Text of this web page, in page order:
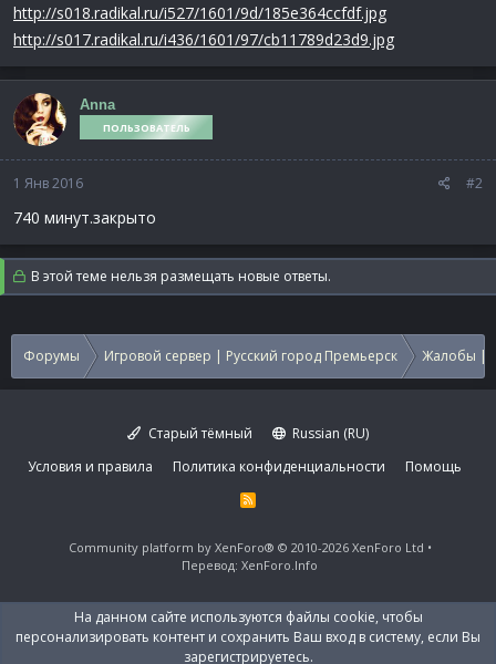
http://s018.radikal.ru/i527/1601/9d/185e364ccfdf.jpg
http://s017.radikal.ru/i436/1601/97/cb11789d23d9.jpg
Anna
ПОЛЬЗОВАТЕЛЬ
1 Янв 2016 #2
740 минут.закрыто
В этой теме нельзя размещать новые ответы.
Форумы Игровой сервер | Русский город Премьерск Жалобы |
Старый тёмный
Russian (RU)
Условия и правила
Политика конфиденциальности Помощь
R
S
Community platform by XenForo® © 2010-2026 XenForo Ltd
Перевод: XenForo.Info
На данном сайте используются файлы cookie, чтобы
персонализировать контент и сохранить Ваш вход в систему, если Вы
зарегистрируетесь.